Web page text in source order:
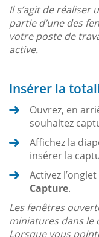
Il s’agit de réaliser
partie d’une des
votre poste de
active.
Insérer la
Ouvrez, en
souhaitez
Affichez la
insérer la
Activez l’onglet
Capture.
Les fenêtres
miniatures dans le
Lorsque vous